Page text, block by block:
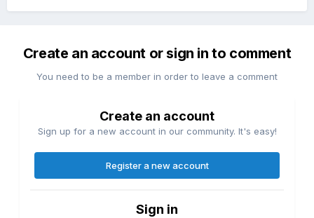
Create an account or sign in to comment
You need to be a member in order to leave a comment
Create an account
Sign up for a new account in our community. It's easy!
Register a new account
Sign in